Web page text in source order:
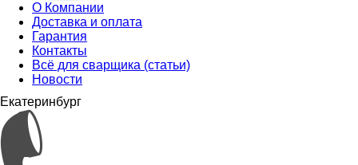
О Компании
Доставка и оплата
Гарантия
Контакты
Всё для сварщика (статьи)
Новости
Екатеринбург